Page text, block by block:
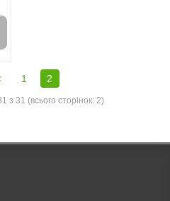
1 2
з 31 (всього сторінок: 2)